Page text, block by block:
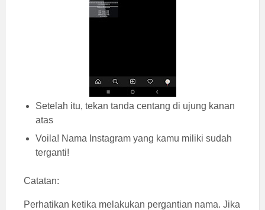
Setelah itu, tekan tanda centang di ujung kanan
atas
Voila! Nama Instagram yang kamu miliki sudah
terganti!
Catatan:
Perhatikan ketika melakukan pergantian nama. Jika